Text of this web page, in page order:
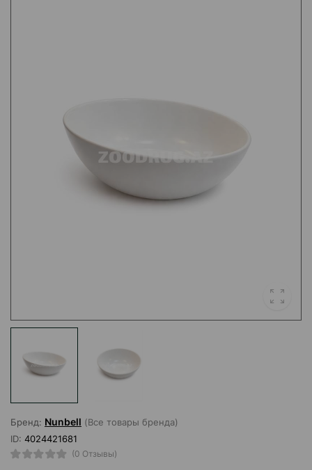
Бренд: Nunbell (Все товары бренда)
ID: 4024421681
(0 Отзывы)